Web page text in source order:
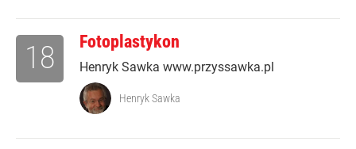
Fotoplastykon
Henryk Sawka www.przyssawka.pl
18
Henryk Sawka